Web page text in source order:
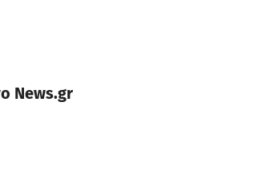
News.gr